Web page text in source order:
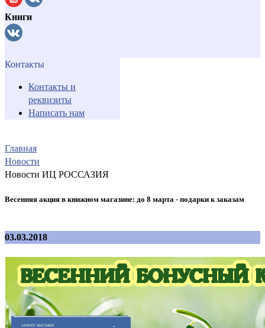
Книги
Контакты
Контакты и
реквизиты
Написать нам
Главная
Новости
Новости ИЦ РОССАЗИЯ
Весенняя акция в книжном магазине: до 8 марта - подарки к заказам
03.03.2018